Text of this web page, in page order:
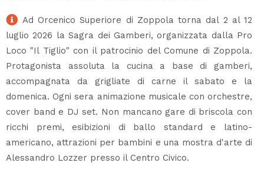
Ad Orcenico Superiore di Zoppola torna dal 2 al 12
luglio 2026 la Sagra dei Gamberi, organizzata dalla Pro
Loco "Il Tiglio" con il patrocinio del Comune di Zoppola.
Protagonista assoluta la cucina a base di gamberi,
accompagnata da grigliate di carne il sabato e la
domenica. Ogni sera animazione musicale con orchestre,
cover band e DJ set. Non mancano gare di briscola con
ricchi premi, esibizioni di ballo standard e latino-
americano, attrazioni per bambini e una mostra d'arte di
Alessandro Lozzer presso il Centro Civico.